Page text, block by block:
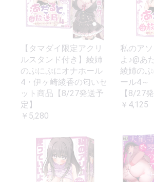
【タマダイ限定アクリ
ルスタンド付き】綾姉
のぷにぷにオナホール
4・伊ヶ崎綾香の匂いセ
ット商品【8/27発送予
定】
￥5,280
私のア
よ♪@あ
綾姉の
ール4
【8/27
￥4,125